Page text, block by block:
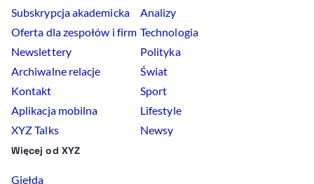
Subskrypcja akademicka
Oferta dla zespołów i firm
Newslettery
Archiwalne relacje
Kontakt
Aplikacja mobilna
XYZ Talks
Analizy
Technologia
Polityka
Świat
Sport
Lifestyle
Newsy
Więcej od XYZ
Giełda